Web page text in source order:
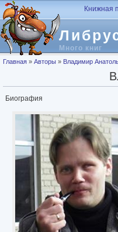
Перейти к основному содержанию
Много книг
Книжная
Вы здесь
Главная » Авторы » Владимир
Биография